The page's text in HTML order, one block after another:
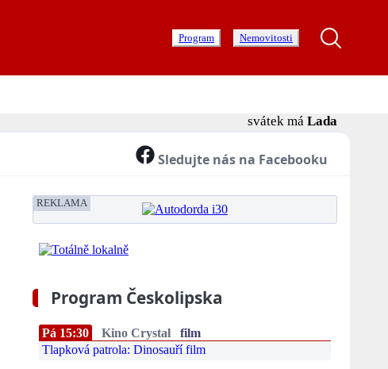
Program Nemovitosti
svátek má Lada
Sledujte nás na Facebooku
REKLAMA
Program Českolipska
Pá 15:30 Kino Crystal
film
Tlapková patrola: Dinosauří film